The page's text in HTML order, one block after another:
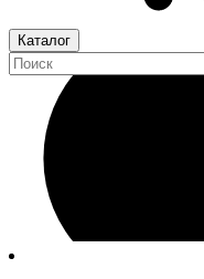
Каталог